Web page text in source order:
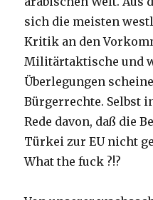
sich die meisten
Kritik an den
Militärtaktische und
Überlegungen
Bürgerrechte. Selbst
Rede davon, daß die
Türkei zur EU nicht
What the fuck ?!?